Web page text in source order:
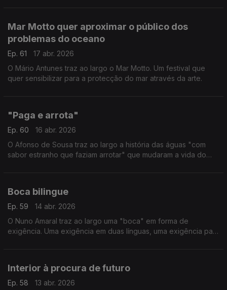
Mar Motto quer aproximar o público dos
problemas do oceano
Ep. 61
17 abr. 2026
O Mário Antunes traz ao largo o Mar Motto. Um festival que
quer sensibilizar para a protecção do mar através da arte.
"Paga e arrota"
Ep. 60
16 abr. 2026
O Afonso de Sousa traz ao largo a história das águas "com
sabor estranho que faziam arrotar" que mudaram a vida do
Boca bilingue
Ep. 59
14 abr. 2026
O Nuno Amaral traz ao largo uma "boca" em forma de
exigência. Uma exigência em duas línguas, uma exigência para
Interior à procura de futuro
Ep. 58
13 abr. 2026